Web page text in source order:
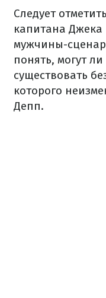
Следует
капитана Джека
мужчины-
понять, могут
существовать
которого
Депп.